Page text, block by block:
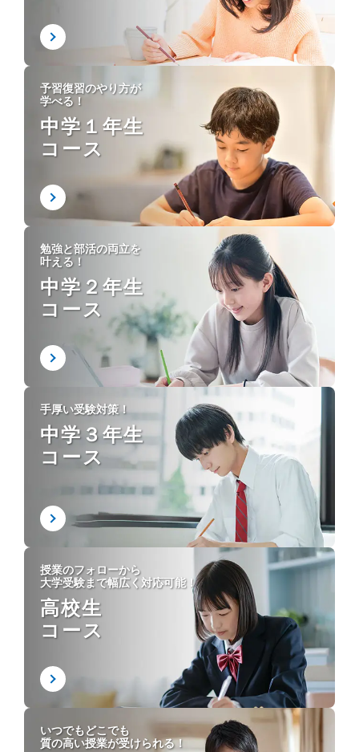
予習復習のやり方が
学べる！
中学１年生
コース
勉強と部活の両立を
叶える！
中学２年生
コース
手厚い受験対策！
中学３年生
コース
授業のフォローから
大学受験まで幅広く対応可能！
高校生
コース
いつでもどこでも
質の高い授業が受けられる！